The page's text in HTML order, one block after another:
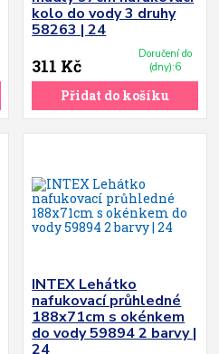
kolo do vody 3 druhy
58263 | 24
311 Kč
Doručení do
(dny):6
Přidat do košíku
INTEX Lehátko
nafukovací průhledné
188x71cm s okénkem
do vody 59894 2 barvy |
24